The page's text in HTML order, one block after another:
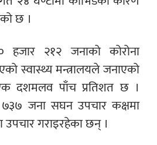
छ ।
२१२ जनाको कोरोना
स्वास्थ्य मन्त्रालयले जनाएको
दशमलव पाँच प्रतिशत छ ।
७३७ जना सघन उपचार कक्षमा
उपचार गराइरहेका छन् ।